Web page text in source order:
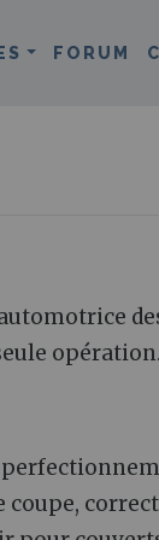
FORUM